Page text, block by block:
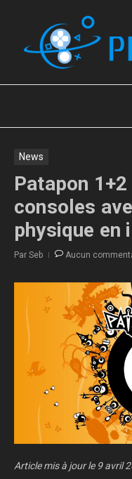
News
Patapon
consoles
physique en
Par Seb Aucun
Article mis à jour le 9 avril